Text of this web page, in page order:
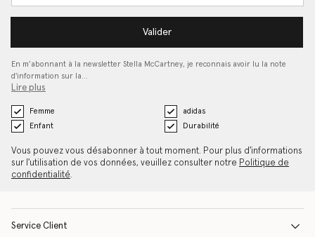
Valider
En m’abonnant à la newsletter Stella McCartney, je reconnais avoir lu la note
d'information sur la…
Lire plus
Femme
adidas
Enfant
Durabilité
Vous pouvez vous désabonner à tout moment. Pour plus d'informations
sur l'utilisation de vos données, veuillez consulter notre Politique de
confidentialité.
Service Client